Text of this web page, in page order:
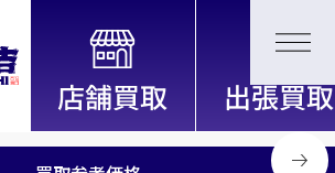
開中！
信頼と実績の買取専門店「買取大